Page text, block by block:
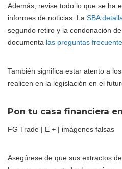
Además, revise todo lo que se ha
informes de noticias. La SBA
segundo retiro y la condonación
documenta las preguntas
También significa estar atento a
realicen en la legislación en el
Pon tu casa financiera
FG Trade | E + | imágenes falsas
Asegúrese de que sus extractos